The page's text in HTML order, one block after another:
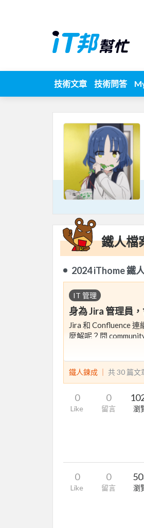
技術文章 技術問答
鐵人檔
2024 iThome 鐵
IT 管理
身為 Jira 管理員
Jira 和 Confluence
麼解呢？問
從我加入新加坡商
30 個使用 Jira 會遇
作。（請放心沒有任
如果對文章分享內容
鐵人鍊成 ｜ 共 30 篇文
0
Like
0
留言 瀏
0
Like
0
留言 瀏